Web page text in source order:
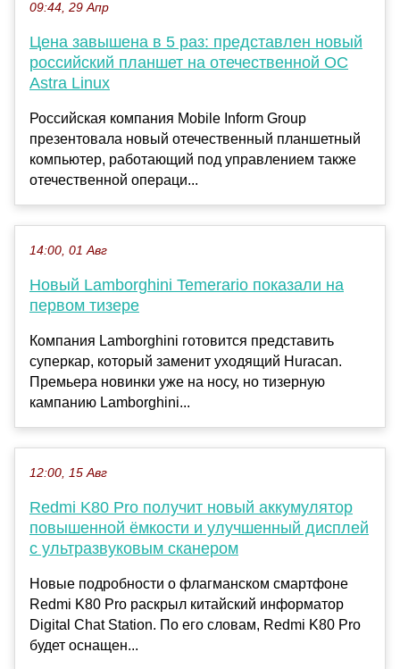
09:44, 29 Апр
Цена завышена в 5 раз: представлен новый
российский планшет на отечественной ОС
Astra Linux
Российская компания Mobile Inform Group
презентовала новый отечественный планшетный
компьютер, работающий под управлением также
отечественной операци...
14:00, 01 Авг
Новый Lamborghini Temerario показали на
первом тизере
Компания Lamborghini готовится представить
суперкар, который заменит уходящий Huracan.
Премьера новинки уже на носу, но тизерную
кампанию Lamborghini...
12:00, 15 Авг
Redmi K80 Pro получит новый аккумулятор
повышенной ёмкости и улучшенный дисплей
с ультразвуковым сканером
Новые подробности о флагманском смартфоне
Redmi K80 Pro раскрыл китайский информатор
Digital Chat Station. По его словам, Redmi K80 Pro
будет оснащен...